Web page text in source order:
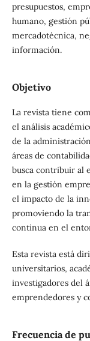
presupuestos,
humano, gestión
mercadotécnica,
información.
Objetivo
La revista tiene
el análisis
de la
áreas de
busca contribuir al
en la gestión
el impacto de la
promoviendo la
continua en el
Esta revista está
universitarios,
investigadores del
emprendedores y
Frecuencia de